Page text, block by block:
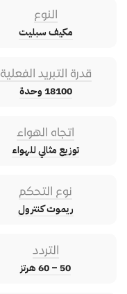
النوع
مكيف سبليت
قدرة التبريد الفعلية
18100 وحدة
اتجاه الهواء
توزيع مثالي للهواء
نوع التحكم
ريموت كنترول
التردد
50 – 60 هرتز